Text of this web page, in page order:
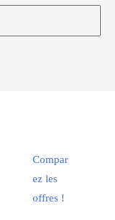
Compar
ez les
offres !